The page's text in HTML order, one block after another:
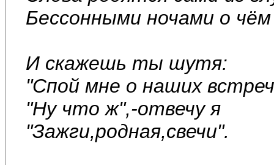
Бессонными ночами о
И скажешь ты шутя:
"Спой мне о наших
"Ну что ж",-отвечу я
"Зажги,родная,свечи".